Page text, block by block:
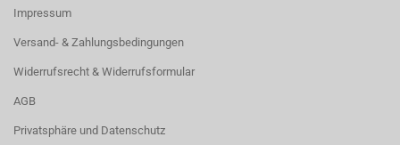
Impressum
Versand- & Zahlungsbedingungen
Widerrufsrecht & Widerrufsformular
AGB
Privatsphäre und Datenschutz